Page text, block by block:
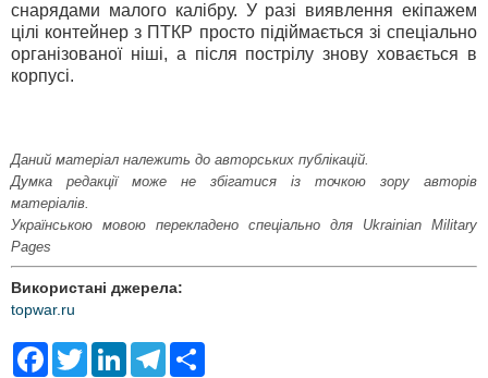
снарядами малого калібру. У разі виявлення екіпажем
цілі контейнер з ПТКР просто підіймається зі спеціально
організованої ніші, а після пострілу знову ховається в
корпусі.
Даний матеріал належить до авторських публікацій.
Думка редакції може не збігатися із точкою зору авторів
матеріалів.
Українською мовою перекладено спеціально для Ukrainian Military
Pages
Використані джерела:
topwar.ru
F
T
L
T